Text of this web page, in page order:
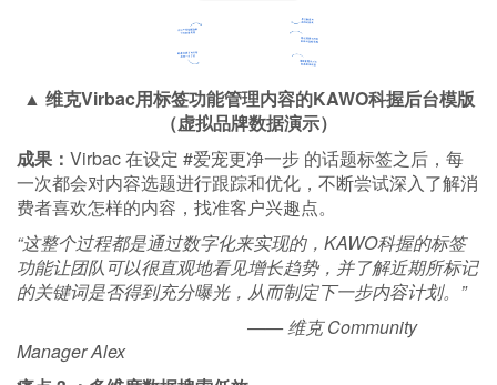
▲ 维克Virbac用标签功能管理内容的KAWO科握后台模版
（虚拟品牌数据演示）
成果： Virbac 在设定 #爱宠更净一步 的话题标签之后，每
一次都会对内容选题进行跟踪和优化，不断尝试深入了解消
费者喜欢怎样的内容，找准客户兴趣点。
“这整个过程都是通过数字化来实现的，KAWO科握的标签
功能让团队可以很直观地看见增长趋势，并了解近期所标记
的关键词是否得到充分曝光，从而制定下一步内容计划。”
—— 维克 Community
Manager Alex